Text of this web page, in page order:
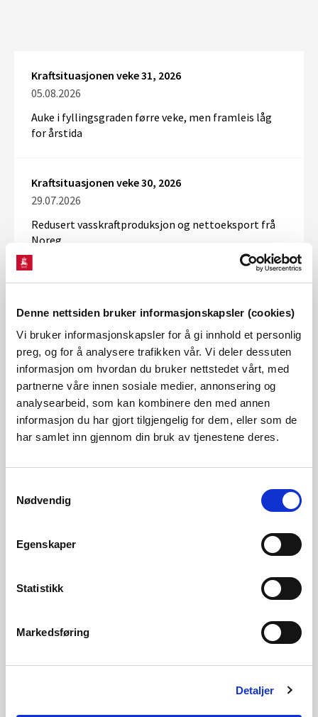
Denne nettsiden bruker informasjonskapsler (cookies)
Vi bruker informasjonskapsler for å gi innhold et personlig
preg, og for å analysere trafikken vår. Vi deler dessuten
informasjon om hvordan du bruker nettstedet vårt, med
partnerne våre innen sosiale medier, annonsering og
analysearbeid, som kan kombinere den med annen
informasjon du har gjort tilgjengelig for dem, eller som de
har samlet inn gjennom din bruk av tjenestene deres.
Nødvendig
Egenskaper
Statistikk
Markedsføring
Detaljer
Kraftsituasjonen veke 31, 2026
05.08.2026
Auke i fyllingsgraden førre veke, men framleis låg
for årstida
Kraftsituasjonen veke 30, 2026
29.07.2026
Redusert vasskraftproduksjon og nettoeksport frå
Noreg
22.07.2026
Auka kraftprisar og redusert magasinfylling
Se flere kraftsituasjonsrapporter
Forrige 1 av 164 Neste
Lars Eirik Eilifsen,
Arkiv for eldre kraftsituasjonsrapporter